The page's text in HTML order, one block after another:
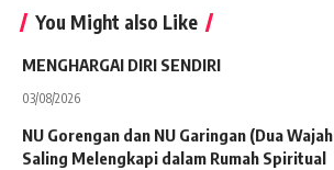
You Might also Like
MENGHARGAI DIRI SENDIRI
03/08/2026
NU Gorengan dan NU Garingan (Dua Wajah
Saling Melengkapi dalam Rumah Spiritual